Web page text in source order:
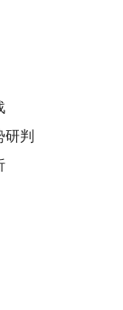
判